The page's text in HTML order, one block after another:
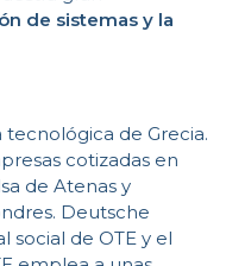
de sistemas y la
de Grecia.
cotizadas en
de Atenas y
Deutsche
social de OTE y el